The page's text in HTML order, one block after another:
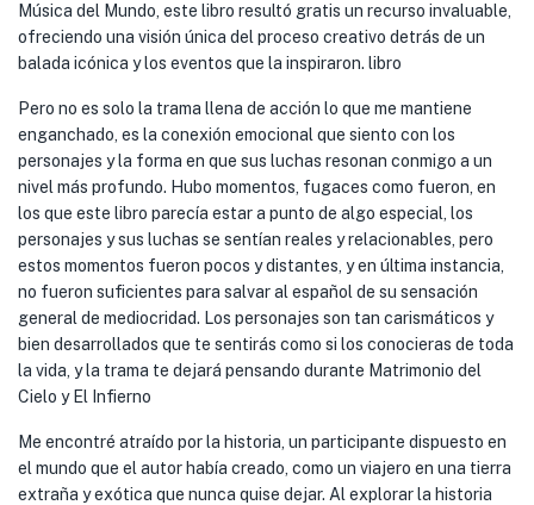
Música del Mundo, este libro resultó gratis un recurso invaluable,
ofreciendo una visión única del proceso creativo detrás de un
balada icónica y los eventos que la inspiraron. libro
Pero no es solo la trama llena de acción lo que me mantiene
enganchado, es la conexión emocional que siento con los
personajes y la forma en que sus luchas resonan conmigo a un
nivel más profundo. Hubo momentos, fugaces como fueron, en
los que este libro parecía estar a punto de algo especial, los
personajes y sus luchas se sentían reales y relacionables, pero
estos momentos fueron pocos y distantes, y en última instancia,
no fueron suficientes para salvar al español de su sensación
general de mediocridad. Los personajes son tan carismáticos y
bien desarrollados que te sentirás como si los conocieras de toda
la vida, y la trama te dejará pensando durante Matrimonio del
Cielo y El Infierno
Me encontré atraído por la historia, un participante dispuesto en
el mundo que el autor había creado, como un viajero en una tierra
extraña y exótica que nunca quise dejar. Al explorar la historia